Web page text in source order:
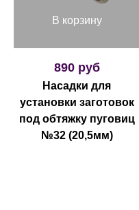
В корзину
890 руб
Насадки для
установки заготовок
под обтяжку пуговиц
№32 (20,5мм)